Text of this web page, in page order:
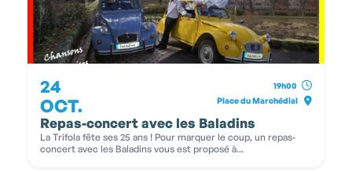
24
OCT.
19h00
Place du Marchédial
Repas-concert avec les Baladins
La Trifola fête ses 25 ans ! Pour marquer le coup, un repas-
concert avec les Baladins vous est proposé à...